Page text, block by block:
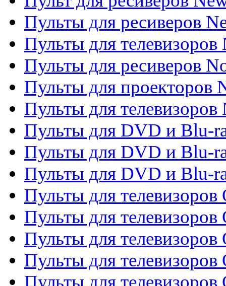
Пульты для ресиверов
Пульты для телевизоров
Пульты для ресиверов
Пульты для проекторов
Пульты для телевизоров
Пульты для DVD и Blu-
Пульты для DVD и Blu-
Пульты для DVD и Blu-
Пульты для телевизоров
Пульты для телевизоров
Пульты для телевизоров
Пульты для телевизоров
Пульты для телевизоров